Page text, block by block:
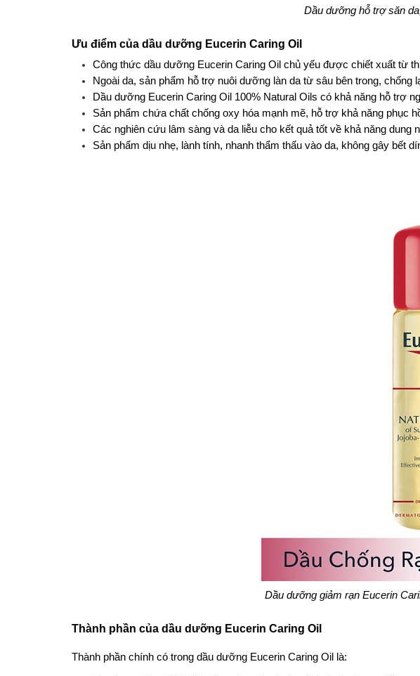
Dầu dưỡng hỗ trợ săn
Ưu điểm của dầu dưỡng Eucerin Caring Oil
Công thức dầu dưỡng Eucerin Caring Oil chủ yếu được chiết xuất từ
Ngoài da, sản phẩm hỗ trợ nuôi dưỡng làn da từ sâu bên trong, chống
Dầu dưỡng Eucerin Caring Oil 100% Natural Oils có khả năng hỗ trợ
Sản phẩm chứa chất chống oxy hóa mạnh mẽ, hỗ trợ khả năng phục
Các nghiên cứu lâm sàng và da liễu cho kết quả tốt về khả năng
Sản phẩm dịu nhẹ, lành tính, nhanh thẩm thấu vào da, không gây bết
Dầu dưỡng giảm rạn Eucerin
Thành phần của dầu dưỡng Eucerin Caring Oil
Thành phần chính có trong dầu dưỡng Eucerin Caring Oil là: